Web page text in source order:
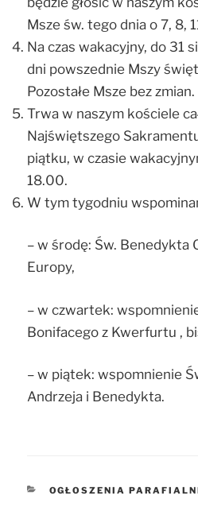
Msze św. tego dnia o 7, 8,
Na czas wakacyjny, do 31
dni powszednie Mszy
Pozostałe Msze bez zmian.
Trwa w naszym kościele
Najświętszego
piątku, w czasie
18.00.
W tym tygodniu
– w środę: Św. Benedykta
Europy,
– w czwartek:
Bonifacego z Kwerfurtu ,
– w piątek: wspomnienie
Andrzeja i Benedykta.
KATEGORIE
OGŁOSZENIA